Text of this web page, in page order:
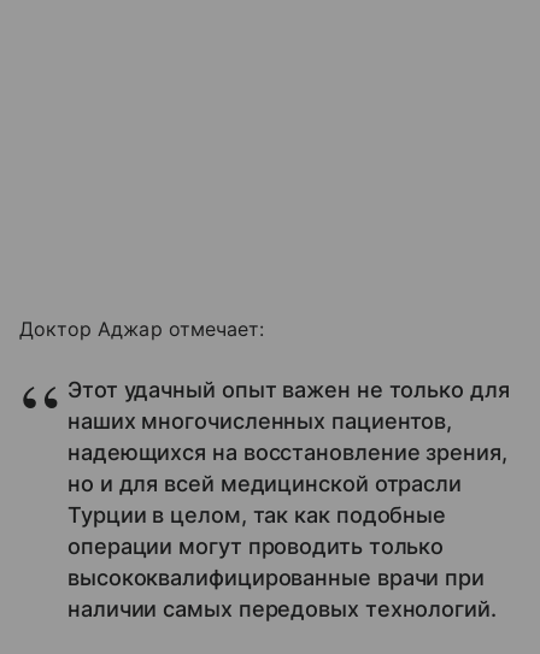
Доктор Аджар отмечает:
Этот удачный опыт важен не только для
наших многочисленных пациентов,
надеющихся на восстановление зрения,
но и для всей медицинской отрасли
Турции в целом, так как подобные
операции могут проводить только
высококвалифицированные врачи при
наличии самых передовых технологий.